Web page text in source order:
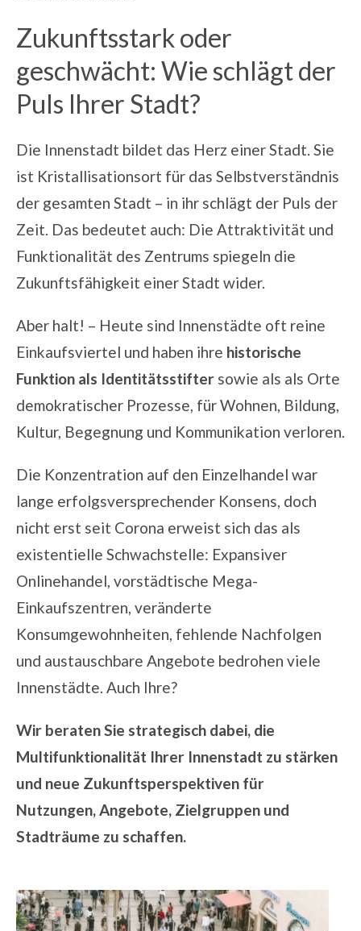
Zukunftsstark oder
geschwächt: Wie schlägt der
Puls Ihrer Stadt?
Die Innenstadt bildet das Herz einer Stadt. Sie
ist Kristallisationsort für das Selbstverständnis
der gesamten Stadt – in ihr schlägt der Puls der
Zeit. Das bedeutet auch: Die Attraktivität und
Funktionalität des Zentrums spiegeln die
Zukunftsfähigkeit einer Stadt wider.
Aber halt! – Heute sind Innenstädte oft reine
Einkaufsviertel und haben ihre historische
Funktion als Identitätsstifter sowie als als Orte
demokratischer Prozesse, für Wohnen, Bildung,
Kultur, Begegnung und Kommunikation verloren.
Die Konzentration auf den Einzelhandel war
lange erfolgsversprechender Konsens, doch
nicht erst seit Corona erweist sich das als
existentielle Schwachstelle: Expansiver
Onlinehandel, vorstädtische Mega-
Einkaufszentren, veränderte
Konsumgewohnheiten, fehlende Nachfolgen
und austauschbare Angebote bedrohen viele
Innenstädte. Auch Ihre?
Wir beraten Sie strategisch dabei, die
Multifunktionalität Ihrer Innenstadt zu stärken
und neue Zukunftsperspektiven für
Nutzungen, Angebote, Zielgruppen und
Stadträume zu schaffen.